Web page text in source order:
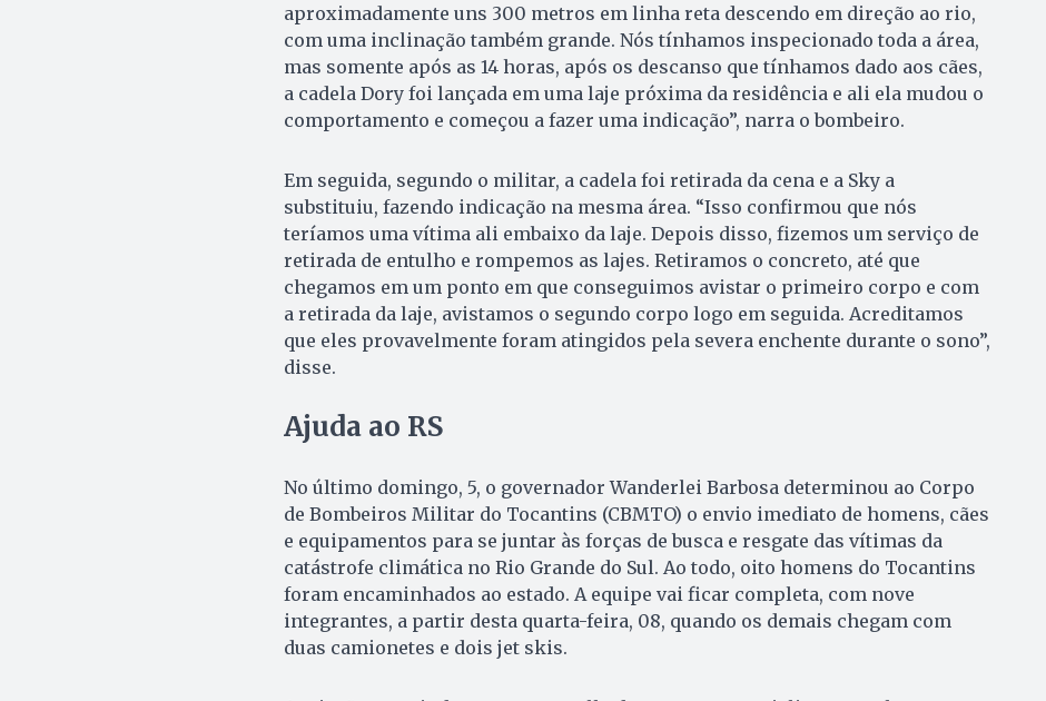
aproximadamente uns 300 metros em linha reta descendo em direção ao rio,
com uma inclinação também grande. Nós tínhamos inspecionado toda a área,
mas somente após as 14 horas, após os descanso que tínhamos dado aos cães,
a cadela Dory foi lançada em uma laje próxima da residência e ali ela mudou o
comportamento e começou a fazer uma indicação”, narra o bombeiro.
Em seguida, segundo o militar, a cadela foi retirada da cena e a Sky a
substituiu, fazendo indicação na mesma área. “Isso confirmou que nós
teríamos uma vítima ali embaixo da laje. Depois disso, fizemos um serviço de
retirada de entulho e rompemos as lajes. Retiramos o concreto, até que
chegamos em um ponto em que conseguimos avistar o primeiro corpo e com
a retirada da laje, avistamos o segundo corpo logo em seguida. Acreditamos
que eles provavelmente foram atingidos pela severa enchente durante o sono”,
disse.
Ajuda ao RS
No último domingo, 5, o governador Wanderlei Barbosa determinou ao Corpo
de Bombeiros Militar do Tocantins (CBMTO) o envio imediato de homens, cães
e equipamentos para se juntar às forças de busca e resgate das vítimas da
catástrofe climática no Rio Grande do Sul. Ao todo, oito homens do Tocantins
foram encaminhados ao estado. A equipe vai ficar completa, com nove
integrantes, a partir desta quarta-feira, 08, quando os demais chegam com
duas camionetes e dois jet skis.